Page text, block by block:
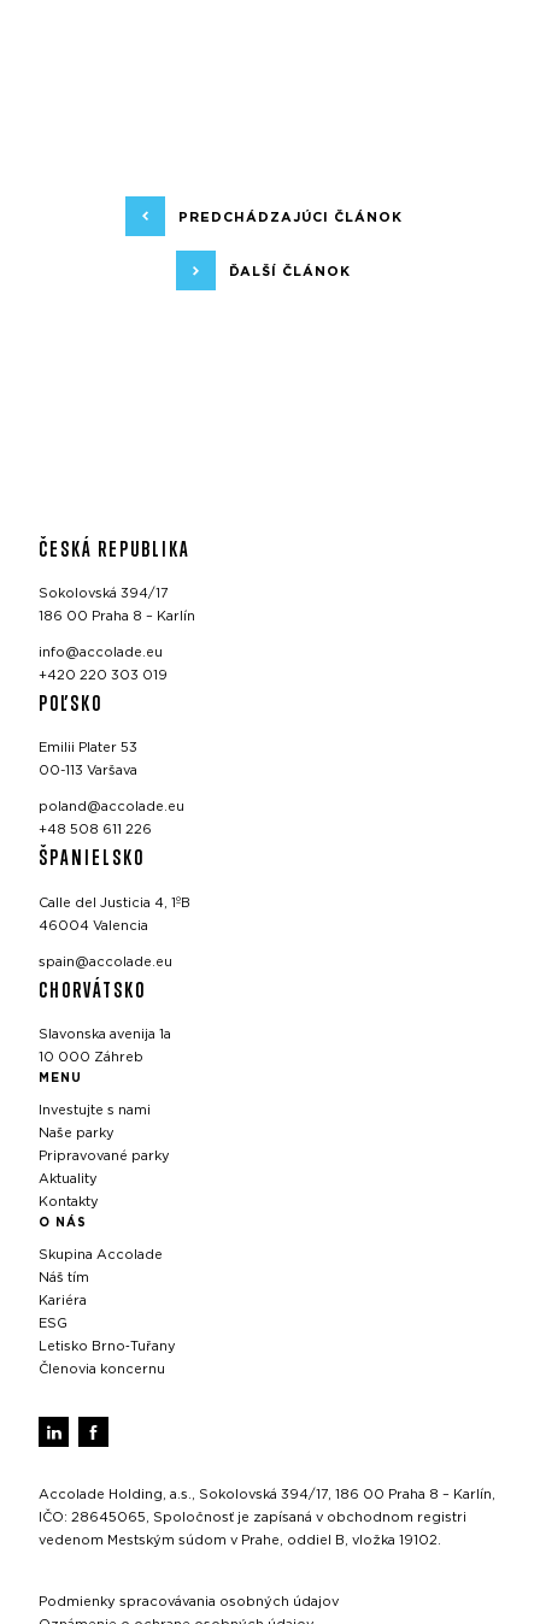
PREDCHÁDZAJÚCI ČLÁNOK
ĎALŠÍ ČLÁNOK
ČESKÁ REPUBLIKA
Sokolovská 394/17
186 00 Praha 8 – Karlín
info@accolade.eu
+420 220 303 019
POĽSKO
Emilii Plater 53
00-113 Varšava
poland@accolade.eu
+48 508 611 226
ŠPANIELSKO
Calle del Justicia 4, 1ºB
46004 Valencia
spain@accolade.eu
CHORVÁTSKO
Slavonska avenija 1a
10 000 Záhreb
MENU
Investujte s nami
Naše parky
Pripravované parky
Aktuality
Kontakty
O NÁS
Skupina Accolade
Náš tím
Kariéra
ESG
Letisko Brno‑Tuřany
Členovia koncernu
Accolade Holding, a.s., Sokolovská 394/17, 186 00 Praha 8 – Karlín,
IČO: 28645065, Spoločnosť je zapísaná v obchodnom registri
vedenom Mestským súdom v Prahe, oddiel B, vložka 19102.
Podmienky spracovávania osobných údajov